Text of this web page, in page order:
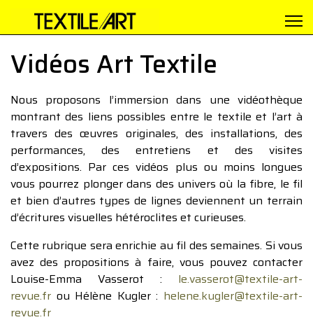
Vidéos Art Textile
Nous proposons l’immersion dans une vidéothèque
montrant des liens possibles entre le textile et l’art à
travers des œuvres originales, des installations, des
performances, des entretiens et des visites
d’expositions. Par ces vidéos plus ou moins longues
vous pourrez plonger dans des univers où la fibre, le fil
et bien d’autres types de lignes deviennent un terrain
d’écritures visuelles hétéroclites et curieuses.
Cette rubrique sera enrichie au fil des semaines. Si vous
avez des propositions à faire, vous pouvez contacter
Louise-Emma Vasserot : le.vasserot@textile-art-
revue.fr ou Hélène Kugler : helene.kugler@textile-art-
revue.fr